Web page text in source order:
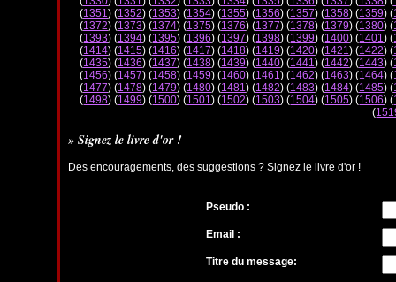
(1351) (1352) (1353) (1354) (1355) (1356) (1357) (1358) (1359) (
(1372) (1373) (1374) (1375) (1376) (1377) (1378) (1379) (1380) (
(1393) (1394) (1395) (1396) (1397) (1398) (1399) (1400) (1401) (
(1414) (1415) (1416) (1417) (1418) (1419) (1420) (1421) (1422) (
(1435) (1436) (1437) (1438) (1439) (1440) (1441) (1442) (1443) (
(1456) (1457) (1458) (1459) (1460) (1461) (1462) (1463) (1464) (
(1477) (1478) (1479) (1480) (1481) (1482) (1483) (1484) (1485) (
(1498) (1499) (1500) (1501) (1502) (1503) (1504) (1505) (1506) (
(
» Signez le livre d'or !
Des encouragements, des suggestions ? Signez le livre d'or !
Pseudo :
Email :
Titre du message: